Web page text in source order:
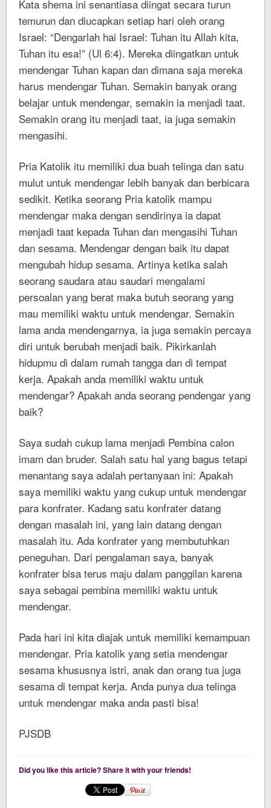
Kata shema ini senantiasa diingat secara turun
temurun dan diucapkan setiap hari oleh orang
Israel: “Dengarlah hai Israel: Tuhan itu Allah kita,
Tuhan itu esa!” (Ul 6:4). Mereka diingatkan untuk
mendengar Tuhan kapan dan dimana saja mereka
harus mendengar Tuhan. Semakin banyak orang
belajar untuk mendengar, semakin ia menjadi taat.
Semakin orang itu menjadi taat, ia juga semakin
mengasihi.
Pria Katolik itu memiliki dua buah telinga dan satu
mulut untuk mendengar lebih banyak dan berbicara
sedikit. Ketika seorang Pria katolik mampu
mendengar maka dengan sendirinya ia dapat
menjadi taat kepada Tuhan dan mengasihi Tuhan
dan sesama. Mendengar dengan baik itu dapat
mengubah hidup sesama. Artinya ketika salah
seorang saudara atau saudari mengalami
persoalan yang berat maka butuh seorang yang
mau memiliki waktu untuk mendengar. Semakin
lama anda mendengarnya, ia juga semakin percaya
diri untuk berubah menjadi baik. Pikirkanlah
hidupmu di dalam rumah tangga dan di tempat
kerja. Apakah anda memiliki waktu untuk
mendengar? Apakah anda seorang pendengar yang
baik?
Saya sudah cukup lama menjadi Pembina calon
imam dan bruder. Salah satu hal yang bagus tetapi
menantang saya adalah pertanyaan ini: Apakah
saya memiliki waktu yang cukup untuk mendengar
para konfrater. Kadang satu konfrater datang
dengan masalah ini, yang lain datang dengan
masalah itu. Ada konfrater yang membutuhkan
peneguhan. Dari pengalaman saya, banyak
konfrater bisa terus maju dalam panggilan karena
saya sebagai pembina memiliki waktu untuk
mendengar.
Pada hari ini kita diajak untuk memiliki kemampuan
mendengar. Pria katolik yang setia mendengar
sesama khususnya istri, anak dan orang tua juga
sesama di tempat kerja. Anda punya dua telinga
untuk mendengar maka anda pasti bisa!
PJSDB
Did you like this article? Share it with your friends!